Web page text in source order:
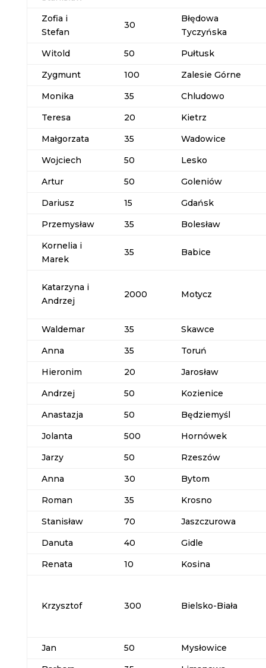
Zofia i
Stefan
30
Błędowa
Tyczyńska
Witold
50
Pułtusk
Zygmunt
100
Zalesie Górne
Monika
35
Chludowo
Teresa
20
Kietrz
Małgorzata
35
Wadowice
Wojciech
50
Lesko
Artur
50
Goleniów
Dariusz
15
Gdańsk
Przemysław
35
Bolesław
Kornelia i
Marek
35 Babice
Katarzyna i
Andrzej
2000 Motycz
Waldemar 35
Skawce
Anna
35
Toruń
Hieronim
20
Jarosław
Andrzej
50
Kozienice
Anastazja
50
Będziemyśl
Jolanta
500
Hornówek
Jarzy
50
Rzeszów
Anna
30
Bytom
Roman
35
Krosno
Stanisław
70
Jaszczurowa
Danuta
40
Gidle
Renata
10 Kosina
Krzysztof 300 Bielsko-Biała
Jan 50
Mysłowice